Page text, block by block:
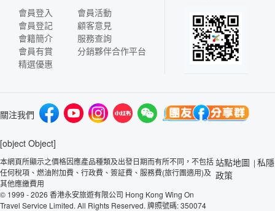
會員登入
會員登記
會籍簡介
會員有賞
精選優惠
會員活動
顧客意見
服務查詢
分銷夥伴合作平台
關注我們
[object Object]
本網頁所顯示之價格因應產品種類及出發日期而有所不同，不包括
任何稅項、燃油附加費、行政費、簽証費、服務費(旅行團適用)及
其他應繳費用
© 1999 - 2026 香港永安旅遊有限公司 Hong Kong Wing On
Travel Service Limited. All Rights Reserved. 牌照號碼: 350074
站點地圖 | 私隱
政策